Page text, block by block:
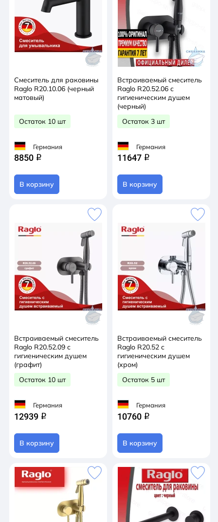
Смеситель для раковины
Raglo R20.10.06 (черный
матовый)
Остаток 10 шт
Германия
8850 q
В корзину
Встраиваемый смеситель
Raglo R20.52.06 с
гигиеническим душем
(черный)
Остаток 3 шт
Германия
11647 q
В корзину
Встраиваемый смеситель
Raglo R20.52.09 с
гигиеническим душем
(графит)
Остаток 10 шт
Германия
12939 q
В корзину
Встраиваемый смеситель
Raglo R20.52 с
гигиеническим душем
(хром)
Остаток 5 шт
Германия
10760 q
В корзину